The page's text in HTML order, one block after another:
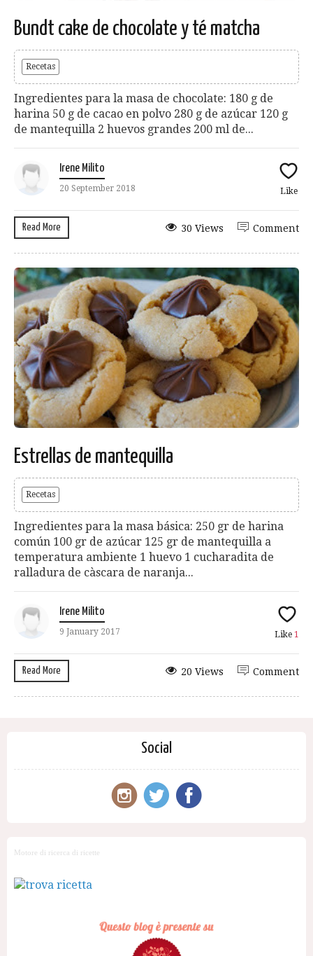
Bundt cake de chocolate y té matcha
Recetas
Ingredientes para la masa de chocolate: 180 g de
harina 50 g de cacao en polvo 280 g de azúcar 120 g
de mantequilla 2 huevos grandes 200 ml de...
Irene Milito
20 September 2018 Like
Read More Comment
30 Views
Estrellas de mantequilla
Recetas
Ingredientes para la masa básica: 250 gr de harina
común 100 gr de azúcar 125 gr de mantequilla a
temperatura ambiente 1 huevo 1 cucharadita de
ralladura de càscara de naranja...
Irene Milito
9 January 2017 Like 1
Read More Comment
20 Views
Social
Motore di ricerca di ricette